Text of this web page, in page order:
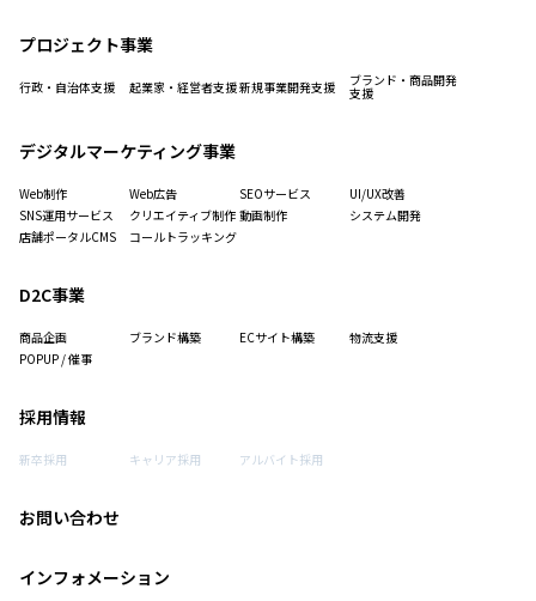
プロジェクト事業
行政・自治体支援 起業家・経営者支援新規事業開発支援 ブランド・商品開発
支援
デジタルマーケティング事業
Web制作 Web広告 SEOサービス
UI/UX改善
SNS運用サービス
クリエイティブ制作 動画制作
システム開発
店舗ポータルCMS
コールトラッキング
D2C事業
商品企画 ブランド構築 ECサイト構築
物流支援
POPUP / 催事
採用情報
新卒採用 キャリア採用 アルバイト採用
お問い合わせ
インフォメーション